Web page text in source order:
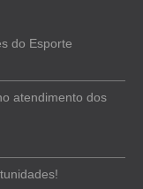
do Esporte
atendimento dos